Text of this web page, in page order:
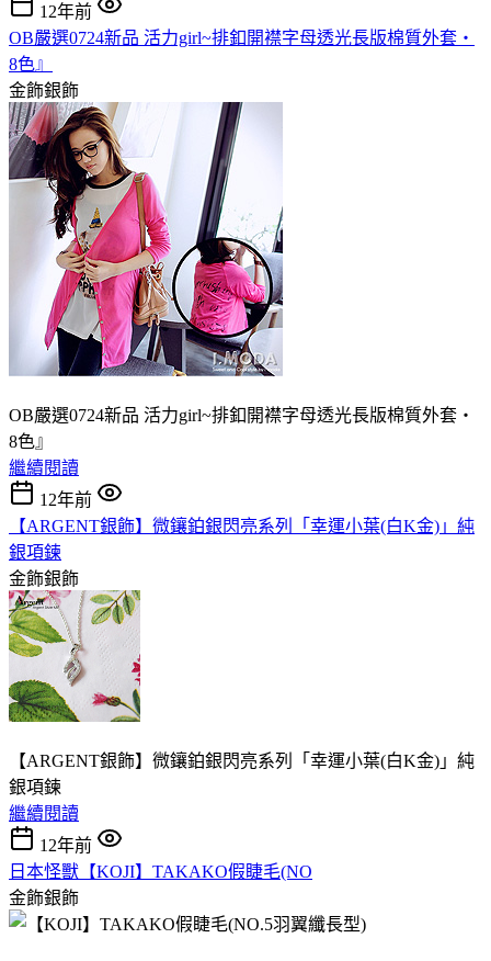
12年前
OB嚴選0724新品 活力girl~排釦開襟字母透光長版棉質外套‧
8色』
金飾銀飾
OB嚴選0724新品 活力girl~排釦開襟字母透光長版棉質外套‧
8色』
繼續閱讀
12年前
【ARGENT銀飾】微鑲鉑銀閃亮系列「幸運小葉(白K金)」純
銀項鍊
金飾銀飾
【ARGENT銀飾】微鑲鉑銀閃亮系列「幸運小葉(白K金)」純
銀項鍊
繼續閱讀
12年前
日本怪獸【KOJI】TAKAKO假睫毛(NO
金飾銀飾